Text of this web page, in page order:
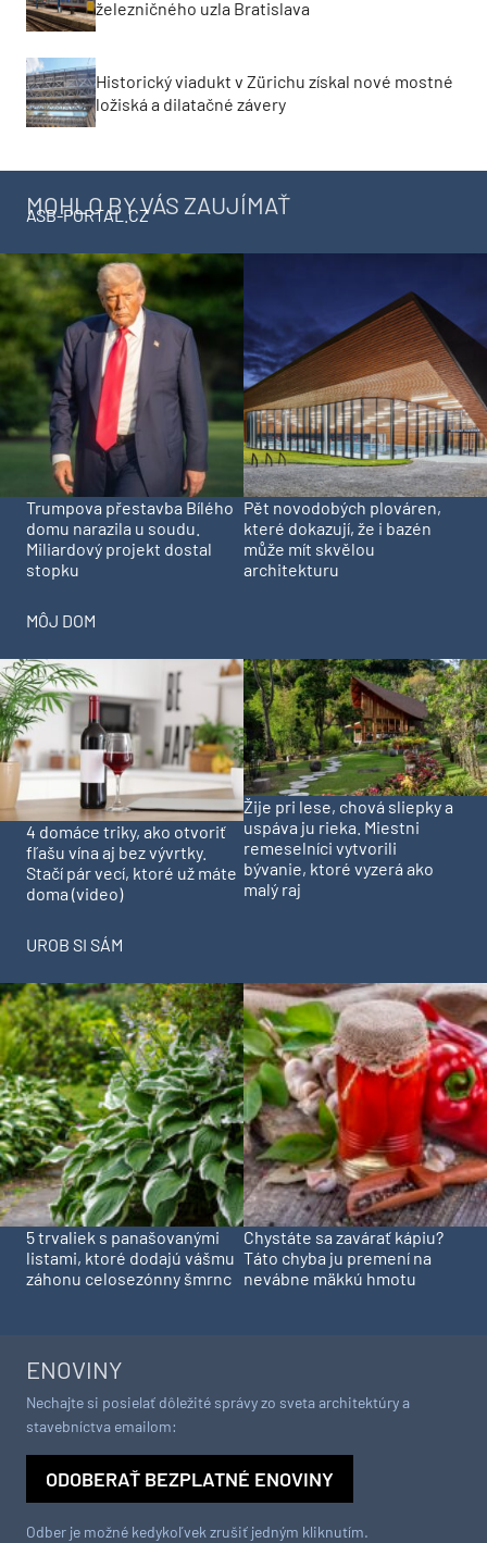
železničného uzla Bratislava
Historický viadukt v Zürichu získal nové mostné
ložiská a dilatačné závery
MOHLO BY VÁS ZAUJÍMAŤ
ASB-PORTAL.CZ
Trumpova přestavba Bílého
domu narazila u soudu.
Miliardový projekt dostal
stopku
Pět novodobých plováren,
které dokazují, že i bazén
může mít skvělou
architekturu
MÔJ DOM
4 domáce triky, ako otvoriť
fľašu vína aj bez vývrtky.
Stačí pár vecí, ktoré už máte
doma (video)
Žije pri lese, chová sliepky a
uspáva ju rieka. Miestni
remeselníci vytvorili
bývanie, ktoré vyzerá ako
malý raj
UROB SI SÁM
5 trvaliek s panašovanými
listami, ktoré dodajú vášmu
záhonu celosezónny šmrnc
Chystáte sa zavárať kápiu?
Táto chyba ju premení na
nevábne mäkkú hmotu
ENOVINY
Nechajte si posielať dôležité správy zo sveta architektúry a
stavebníctva emailom:
ODOBERAŤ BEZPLATNÉ ENOVINY
Odber je možné kedykoľvek zrušiť jedným kliknutím.